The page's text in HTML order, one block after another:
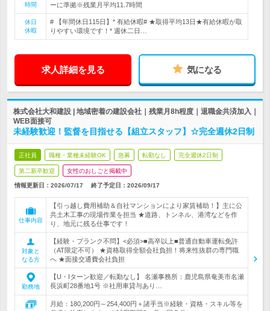
時間
ーに準拠※残業月平均11.7時間
休日
休暇
# 【年間休日115日】* 有給休暇# ★取得平均13日★有給休暇が取
りやすい環境です！* 週休二日…
求人詳細を見る 気になる
株式会社大和建設 | 地域密着の建設会社｜残業月8h程度｜退職金共済加入｜
WEB面接可
未経験歓迎！監督を目指せる【組立スタッフ】☆完全週休2日制
正社員 職種・業種未経験OK 急募 転勤なし 完全週休2日制
第二新卒歓迎 女性のおしごと掲載中
情報更新日：2026/07/17 終了予定日： 2026/09/17
仕事内容
【引っ越し費用補助＆自社マンションにより家賃補助！】主に公
共土木工事の現場作業を担当 ★道路、トンネル、港湾などを作
り、地元に残る仕事です！
対象と
なる方
【経験・ブランク不問】<必須>■高卒以上■普通自動車運転免許
（AT限定不可） ★資格取得全額会社負担！将来性抜群の専門職
へ ★面接交通費会社負担
勤務地
【U・Iターン歓迎／転勤なし】 名瀬事務所：鹿児島県奄美市名瀬
長浜町28番地1号 ※社用車貸与あり…
月給：180,200円～254,400円＋諸手当※経験・資格・スキル等を